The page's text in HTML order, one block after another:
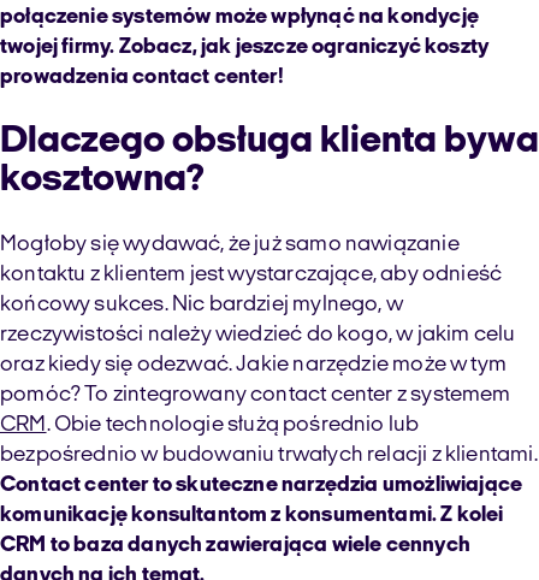
połączenie systemów może wpłynąć na kondycję
twojej firmy. Zobacz, jak jeszcze ograniczyć koszty
prowadzenia contact center!
Dlaczego obsługa klienta bywa
kosztowna?
Mogłoby się wydawać, że już samo nawiązanie
kontaktu z klientem jest wystarczające, aby odnieść
końcowy sukces. Nic bardziej mylnego, w
rzeczywistości należy wiedzieć do kogo, w jakim celu
oraz kiedy się odezwać. Jakie narzędzie może w tym
pomóc? To zintegrowany contact center z systemem
CRM. Obie technologie służą pośrednio lub
bezpośrednio w budowaniu trwałych relacji z klientami.
Contact center to skuteczne narzędzia umożliwiające
komunikację konsultantom z konsumentami. Z kolei
CRM to baza danych zawierająca wiele cennych